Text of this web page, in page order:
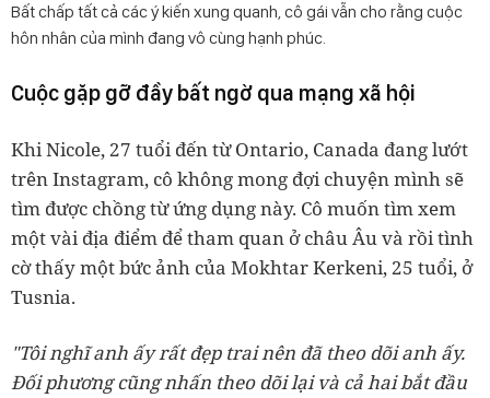
Bất chấp tất cả các ý kiến xung quanh, cô gái vẫn cho rằng cuộc
hôn nhân của mình đang vô cùng hạnh phúc.
Cuộc gặp gỡ đầy bất ngờ qua mạng xã hội
Khi Nicole, 27 tuổi đến từ Ontario, Canada đang lướt
trên Instagram, cô không mong đợi chuyện mình sẽ
tìm được chồng từ ứng dụng này. Cô muốn tìm xem
một vài địa điểm để tham quan ở châu Âu và rồi tình
cờ thấy một bức ảnh của Mokhtar Kerkeni, 25 tuổi, ở
Tusnia.
"Tôi nghĩ anh ấy rất đẹp trai nên đã theo dõi anh ấy.
Đối phương cũng nhấn theo dõi lại và cả hai bắt đầu